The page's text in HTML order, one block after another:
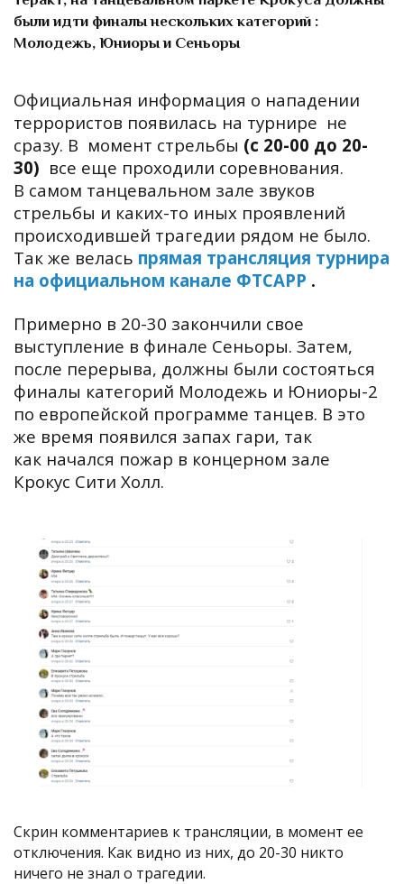
были идти финалы нескольких категорий :
Молодежь, Юниоры и Сеньоры
Официальная информация о нападении
террористов появилась на турнире не
сразу. В момент стрельбы (с 20-00 до 20-
30) все еще проходили соревнования.
В самом танцевальном зале звуков
стрельбы и каких-то иных проявлений
происходившей трагедии рядом не было.
Так же велась прямая трансляция турнира
на официальном канале ФТСАРР .
Примерно в 20-30 закончили свое
выступление в финале Сеньоры. Затем,
после перерыва, должны были состояться
финалы категорий Молодежь и Юниоры-2
по европейской программе танцев. В это
же время появился запах гари, так
как начался пожар в концерном зале
Крокус Сити Холл.
Скрин комментариев к трансляции, в момент ее
отключения. Как видно из них, до 20-30 никто
ничего не знал о трагедии.